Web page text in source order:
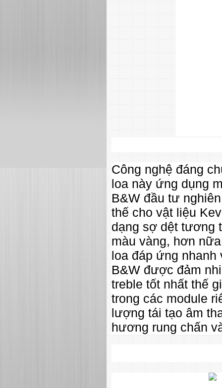
Công nghệ đáng
loa này ứng dụng
B&W đầu tư
thế cho vật liệu
dạng sợ dệt tương
màu vàng, hơn
loa đáp ứng nhanh
B&W được đảm
treble tốt nhất thế
trong các module
lượng tái tạo âm
hương rung chấn